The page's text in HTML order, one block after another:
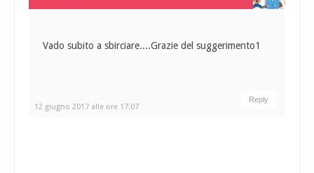
12 giugno 2017 alle ore 17:07
Vado subito a sbirciare....Grazie del suggerimento1
Reply